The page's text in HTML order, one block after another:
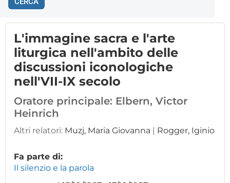
L'immagine sacra e l'arte
liturgica nell'ambito delle
discussioni iconologiche
nell'VII-IX secolo
Oratore principale: Elbern, Victor
Heinrich
Altri relatori: Muzj, Maria Giovanna | Rogger, Iginio
Fa parte di:
Il silenzio e la parola